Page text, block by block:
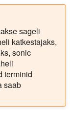
sageli
katkestajaks,
sonic
terminid
saab